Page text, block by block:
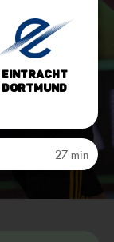
Eintracht
Dortmund
27 min